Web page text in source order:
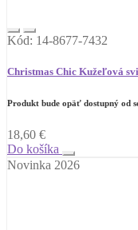
Kód: 14-8677-7432
Christmas Chic Kužeľová
Produkt bude opäť dostupný od
18,60 €
Do košíka
Novinka 2026